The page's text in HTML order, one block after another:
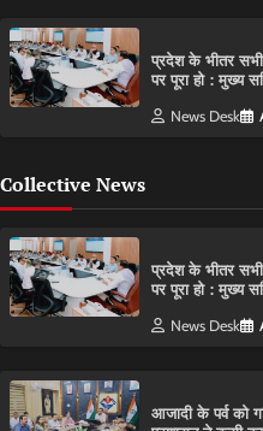
प्रदेश के भीतर सभी
पर पूरा हो : मुख्य
News Desk
Collective News
प्रदेश के भीतर सभी
पर पूरा हो : मुख्य
News Desk
आजादी के पर्व को